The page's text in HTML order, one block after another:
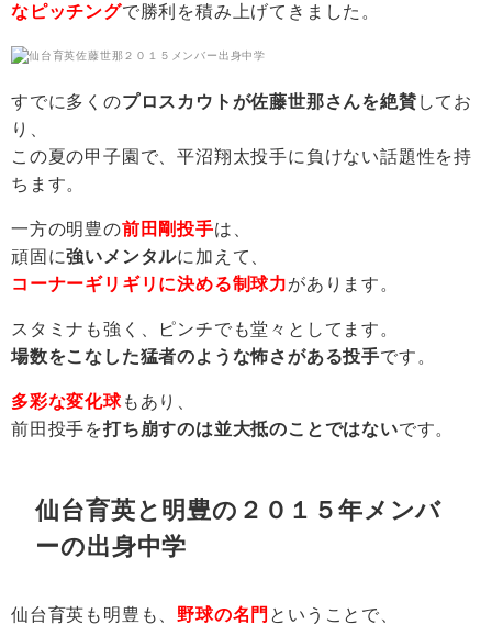
なピッチングで勝利を積み上げてきました。
すでに多くのプロスカウトが佐藤世那さんを絶賛 してお
り、
この夏の甲子園で、平沼翔太投手に負けない話題性を持
ちます。
一方の明豊の前田剛投手は、
頑固に強いメンタルに加えて、
コーナーギリギリに決める制球力があります。
スタミナも強く、ピンチでも堂々としてます。
場数をこなした猛者のような怖さがある投手です。
多彩な変化球 もあり、
前田投手を打ち崩すのは並大抵のことではないです。
仙台育英と明豊の２０１５年メンバ
ーの出身中学
仙台育英も明豊も、 野球の名門 ということで、